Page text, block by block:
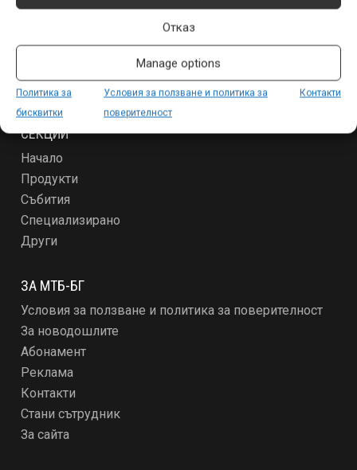
Отказ
Manage options
Политика за
бисквитки
Условия за ползване и политика за
поверителност
Контакти
СЕКЦИИ
Начало
Продукти
Събития
Специализирано
Други
ЗА МТБ-БГ
Условия за ползване и политика за поверителност
За новодошлите
Абонамент
Реклама
Контакти
Стани сътрудник
За сайта